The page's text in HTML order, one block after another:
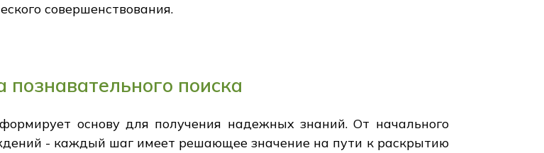
совершенствования.
поиска
основу для получения надежных знаний. От начального
- каждый шаг имеет решающее значение на пути к раскрытию